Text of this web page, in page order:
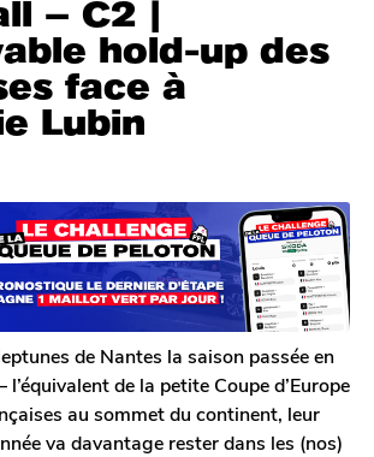
– C2 |
hold-up des
face à
Lubin
de Nantes la saison passée en
l’équivalent de la petite Coupe d’Europe
au sommet du continent, leur
va davantage rester dans les (nos)